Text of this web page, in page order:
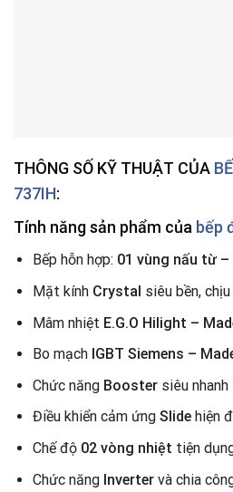
THÔNG SỐ KỸ THUẬT CỦA
737IH:
Tính năng sản phẩm của bếp
Bếp hỗn hợp: 01 vùng nấu từ
Mặt kính Crystal siêu bền,
Mâm nhiệt E.G.O Hilight –
Bo mạch IGBT Siemens –
Chức năng Boostersiêu nhanh
Điều khiển cảm ứng Slidehiện
Chế độ 02 vòng nhiệt tiện
Chức năngInvertervà chia